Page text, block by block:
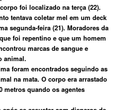
foi localizado na terça (22).
tentava coletar mel em um deck
segunda-feira (21). Moradores da
foi repentino e que um homem
marcas de sangue e
animal.
foram encontrados seguindo as
na mata. O corpo era arrastado
metros quando os agentes